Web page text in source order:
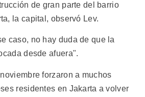
de gran parte del barrio
la capital, observó Lev.
caso, no hay duda de que la
desde afuera".
forzaron a muchos
residentes en Jakarta a volver